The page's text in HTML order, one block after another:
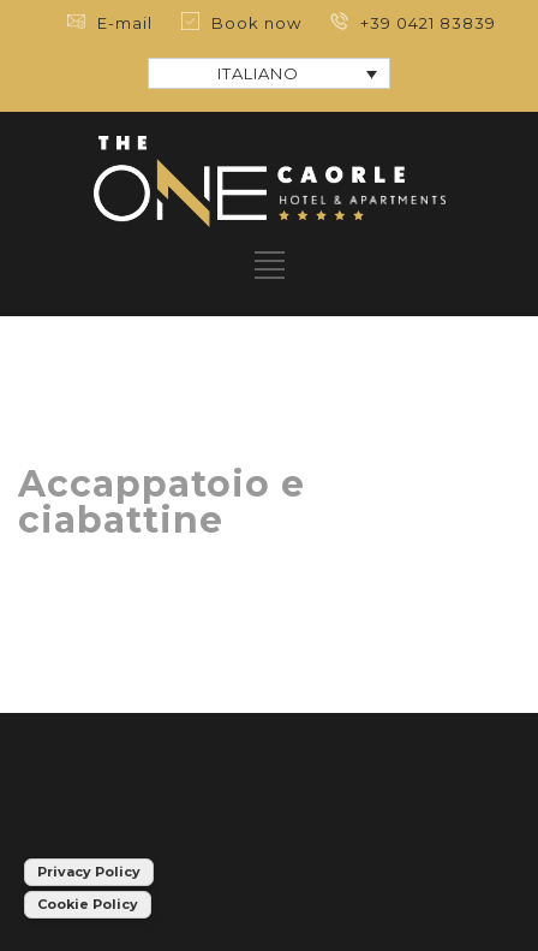
E-mail Book now +39 0421 83839
ITALIANO
Accappatoio e
ciabattine
Privacy Policy
Cookie Policy